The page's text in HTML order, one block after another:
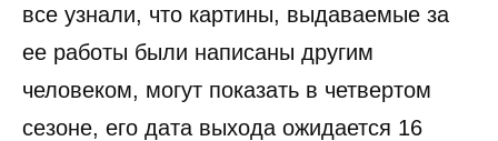
все узнали, что картины, выдаваемые за
ее работы были написаны другим
человеком, могут показать в четвертом
сезоне, его дата выхода ожидается 16